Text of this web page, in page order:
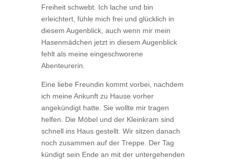
Freiheit schwebt. Ich lache und bin
erleichtert, fühle mich frei und glücklich in
diesem Augenblick, auch wenn mir mein
Hasenmädchen jetzt in diesem Augenblick
fehlt als meine eingeschworene
Abenteurerin.
Eine liebe Freundin kommt vorbei, nachdem
ich meine Ankunft zu Hause vorher
angekündigt hatte. Sie wollte mir tragen
helfen. Die Möbel und der Kleinkram sind
schnell ins Haus gestellt. Wir sitzen danach
noch zusammen auf der Treppe. Der Tag
kündigt sein Ende an mit der untergehenden